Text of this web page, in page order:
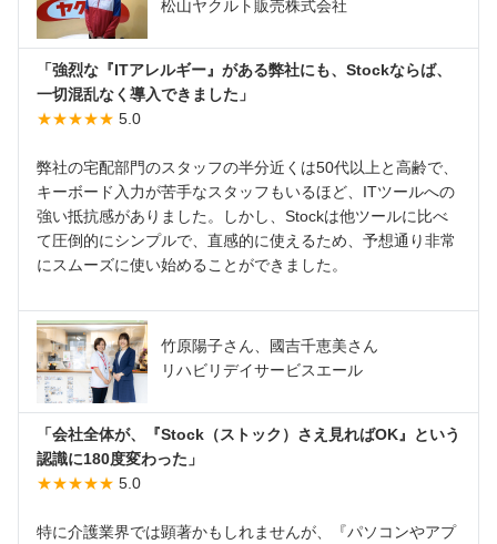
松山ヤクルト販売株式会社
「強烈な『ITアレルギー』がある弊社にも、Stockならば、
一切混乱なく導入できました」
★★★★★ 5.0
弊社の宅配部門のスタッフの半分近くは50代以上と高齢で、
キーボード入力が苦手なスタッフもいるほど、ITツールへの
強い抵抗感がありました。しかし、Stockは他ツールに比べ
て圧倒的にシンプルで、直感的に使えるため、予想通り非常
にスムーズに使い始めることができました。
竹原陽子さん、國吉千恵美さん
リハビリデイサービスエール
「会社全体が、『Stock（ストック）さえ見ればOK』という
認識に180度変わった」
★★★★★ 5.0
特に介護業界では顕著かもしれませんが、『パソコンやアプ